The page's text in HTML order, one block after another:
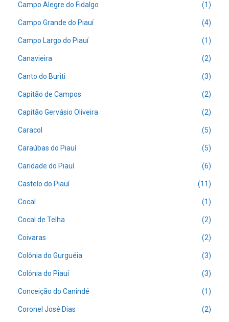
Campo Alegre do Fidalgo (1)
Campo Grande do Piauí (4)
Campo Largo do Piauí (1)
Canavieira (2)
Canto do Buriti (3)
Capitão de Campos (2)
Capitão Gervásio Oliveira (2)
Caracol (5)
Caraúbas do Piauí (5)
Caridade do Piauí (6)
Castelo do Piauí (11)
Cocal (1)
Cocal de Telha (2)
Coivaras (2)
Colônia do Gurguéia (3)
Colônia do Piauí (3)
Conceição do Canindé (1)
Coronel José Dias (2)